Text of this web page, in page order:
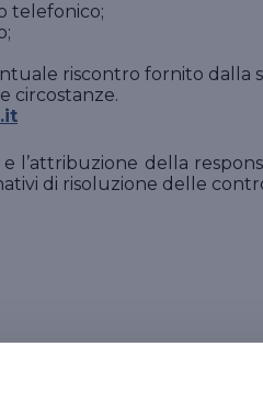
telefonico;
riscontro fornito dalla
circostanze.
della
di risoluzione delle